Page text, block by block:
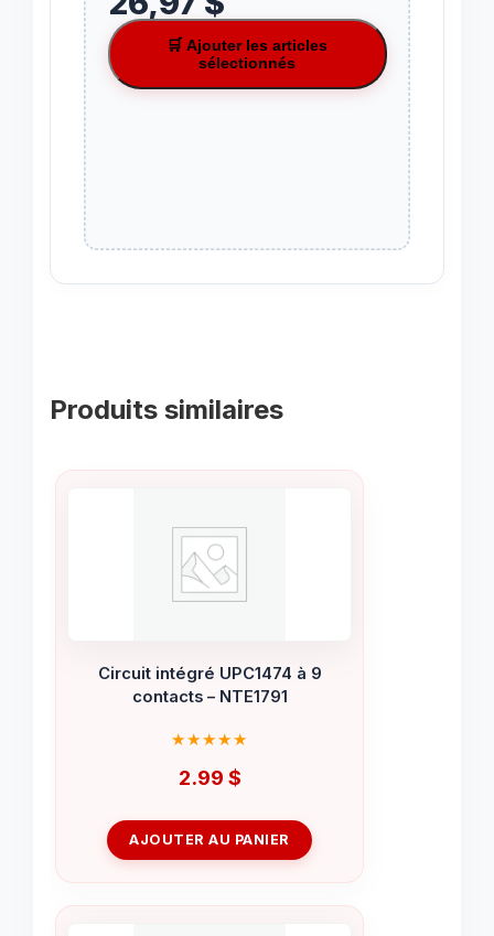
🛒 Ajouter les articles
sélectionnés
Produits similaires
Circuit intégré UPC1474 à 9
contacts – NTE1791
2.99 $
AJOUTER AU PANIER